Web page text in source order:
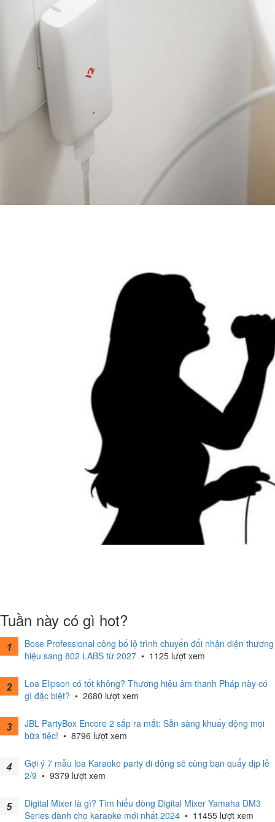
Tuần này có gì hot?
Bose Professional công bố lộ trình chuyển đổi nhận diện thương
hiệu sang 802 LABS từ 2027 • 1125 lượt xem
Loa Elipson có tốt không? Thương hiệu âm thanh Pháp này có
gì đặc biệt? • 2680 lượt xem
JBL PartyBox Encore 2 sắp ra mắt: Sẵn sàng khuấy động mọi
bữa tiệc! • 8796 lượt xem
Gợi ý 7 mẫu loa Karaoke party di động sẽ cùng bạn quẩy dịp lễ
2/9 • 9379 lượt xem
Digital Mixer là gì? Tìm hiểu dòng Digital Mixer Yamaha DM3
Series dành cho karaoke mới nhất 2024 • 11455 lượt xem